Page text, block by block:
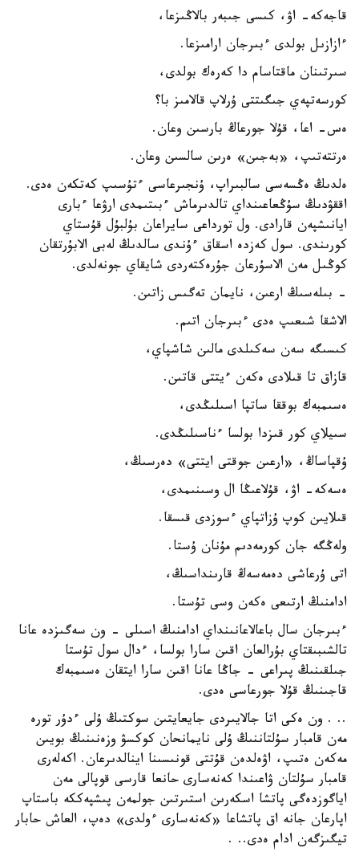
قاجەكە- اۋ، كىسى جىبەر بالاڭىزعا،
ءازازىل بولدى ءبىرجان ارامىزعا.
سىرتىنان ماقتاسام دا كەرەك بولدى،
كورسەتپەي جىگىتتى ۇرلاپ قالامىز با؟
ەس- اعا، قۇلا جورعاڭ بارسىن وعان.
ەرتتەتىپ، «بەجىن» ەرىن سالسىن وعان.
ەلدىڭ ەڭسەسى سالبىراپ، ۇنجىرعاسى ءتۇسىپ كەتكەن ەدى.
اققۋدىڭ سۇڭعاعىنداي تالدىرماش ءبىتىمدى ارۋعا ءبارى
ايانىشپەن قارادى. ول تورداعى سايراعان بۇلبۇل قۇستاي
كورىندى. سول كەزدە اسقاق ءۇندى سالدىڭ لەبى الابۇرتقان
كوڭىل مەن الاسۇرعان جۇرەكتەردى شايقاي جونەلدى.
- بىلەسىڭ ارعىن، نايمان تەگىس زاتىن.
الاشقا شىعىپ ەدى ءبىرجان اتىم.
كىسىگە سەن سەكىلدى مالىن شاشپاي،
قازاق تا قىلادى ەكەن ءيتتى قاتىن.
ەسىمبەك بوققا ساتپا اسىلىڭدى،
سىيلاي كور قىزدا بولسا ءناسىلىڭدى.
ۇقپاساڭ، «ارعىن جوقتى ايتتى» دەرسىڭ،
ەسەكە- اۋ، قۇلاعىڭا ال وسىنىمدى،
قىلايىن كوپ ۇزاتپاي ءسوزدى قىسقا.
ولەڭگە جان كورمەدىم مۇنان ۇستا.
اتى ۇرعاشى دەمەسەڭ قارىنداسىڭ،
ادامنىڭ ارتىعى ەكەن وسى تۇستا.
ءبىرجان سال باعالاعانىنداي ادامنىڭ اسىلى - ون سەگىزدە عانا
تالشىبىقتاي بۇرالعان اقىن سارا بولسا، ءدال سول تۇستا
جىلقىنىڭ پىراعى - جاڭا عانا اقىن سارا ايتقان ەسىمبەك
قاجىنىڭ قۇلا جورعاسى ەدى.
.. . ون ەكى اتا جالايىردى جايعايتىن سوكتىڭ ۇلى ءدۇر تورە
مەن قامبار سۇلتاننىڭ ۇلى نايمانحان كوكسۋ وزەنىنىڭ بويىن
مەكەن ەتىپ، اۋەلدەن قۇتتى قونىسىنا اينالدىرعان. اكەلەرى
قامبار سۇلتان ۋاعىندا كەنەسارى حانعا قارسى قوپالى مەن
اياگوزدەگى پاتشا اسكەرىن استىرتىن جولمەن پىشپەككە باستاپ
اپارعان جانە اق پاتشاعا «كەنەسارى ءولدى» دەپ، العاش حابار
تيگىزگەن ادام ەدى.. .